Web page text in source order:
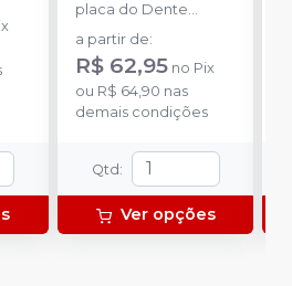
placa do Dente
Delara Kulzer.
a partir de:
R$ 62,95 no Pix
ou R$ 64,90 nas
demais condições
Qtd :
Ver opções